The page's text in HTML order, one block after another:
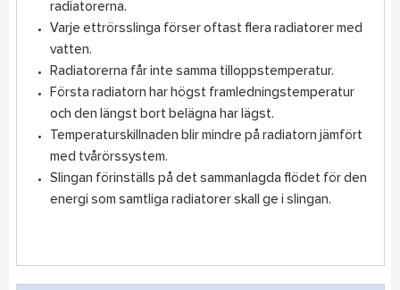
radiatorerna.
Varje ettrörsslinga förser oftast flera radiatorer med
vatten.
Radiatorerna får inte samma tilloppstemperatur.
Första radiatorn har högst framledningstemperatur
och den längst bort belägna har lägst.
Temperaturskillnaden blir mindre på radiatorn jämfört
med tvårörssystem.
Slingan förinställs på det sammanlagda flödet för den
energi som samtliga radiatorer skall ge i slingan.